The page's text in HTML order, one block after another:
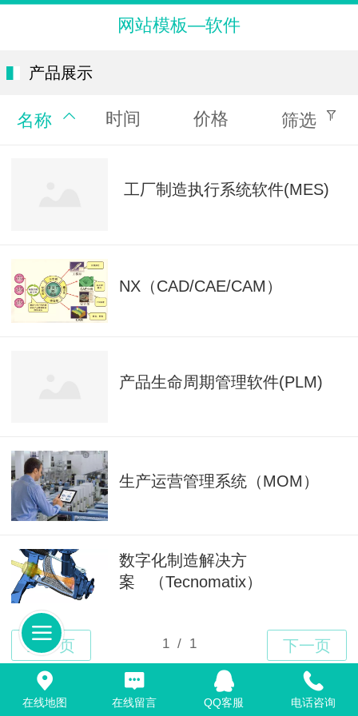
网站模板—软件
产品展示
名称 时间 价格 筛选
工厂制造执行系统软件(MES)
NX（CAD/CAE/CAM）
产品生命周期管理软件(PLM)
生产运营管理系统（MOM）
数字化制造解决方
案 （Tecnomatix）
Top
在线地图 在线留言 QQ客服 电话咨询